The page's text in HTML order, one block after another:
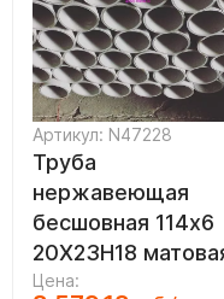
Артикул: N47228
Труба
нержавеющая
бесшовная 114х6
20Х23Н18
Цена: